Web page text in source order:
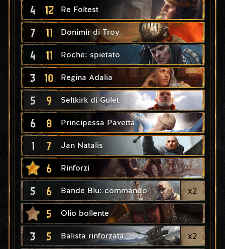
4 12 Re Foltest
7 11 Donimir di Troy
4 11 Roche: spietato
3 10 Regina Adalia
5 9 Seltkirk di Gulet
6 8 Principessa Pavetta
1 7 Jan Natalis
6 Rinforzi
5 6 Bande Blu: commando x2
5 Olio bollente
3 5 Balista rinforzata x2